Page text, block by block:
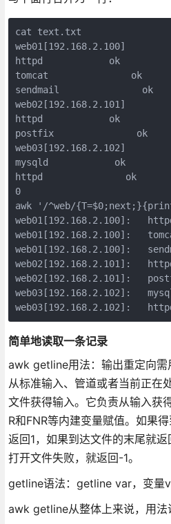
cat text.txt
web01[192.168.2.100]
httpd            ok
tomcat               ok
sendmail               ok
web02[192.168.2.101]
httpd            ok
postfix               ok
web03[192.168.2.102]
mysqld            ok
httpd               ok
0
awk '/^web/
web01[192.168.2.100]:
web01[192.168.2.100]:
web01[192.168.2.100]:
web02[192.168.2.101]:
web02[192.168.2.101]:
web03[192.168.2.102]:
web03[192.168.2.102]:
简单地读取一条记录
awk getline用法：输出重定向
从标准输入、管道或者当前正在
文件获得输入。它负责从输入获
R和FNR等内建变量赋值。如果
返回1，如果到达文件的末尾就
打开文件失败，就返回-1。
getline语法：getline var，变量
awk getline从整体上来说，用法